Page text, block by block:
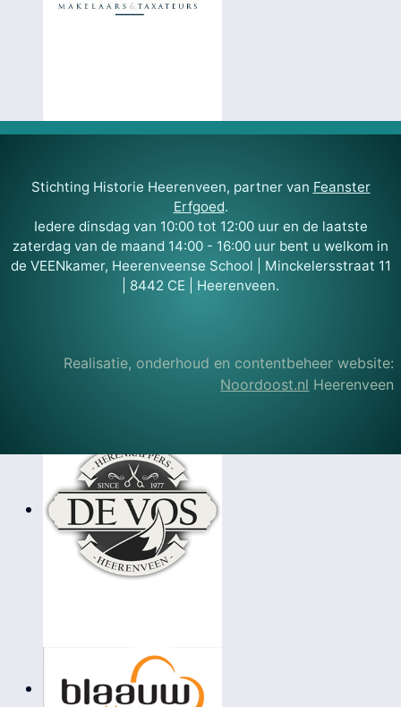
Stichting Historie Heerenveen, partner van Feanster
Erfgoed.
Iedere dinsdag van 10:00 tot 12:00 uur en de laatste
zaterdag van de maand 14:00 - 16:00 uur bent u welkom in
de VEENkamer, Heerenveense School | Minckelersstraat 11
| 8442 CE | Heerenveen.
Realisatie, onderhoud en contentbeheer website:
Noordoost.nl Heerenveen